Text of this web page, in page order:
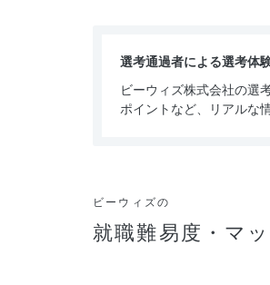
選考通過者による選考体
ビーウィズ株式会社の選
ポイントなど、リアルな
ビーウィズの
就職難易度・マ